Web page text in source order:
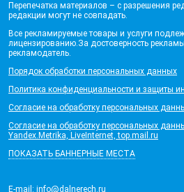
Перепечатка материалов – с разрешения
редакции могут не совпадать.
Все рекламируемые товары и услуги
лицензированию.За достоверность рекламы
рекламодатель.
Порядок обработки персональных данных
Политика конфиденциальности и защиты
Согласие на обработку персональных
Согласие на обработку персональных
Yandex.Metrika, LiveInternet, top.mail.ru
ПОКАЗАТЬ БАННЕРНЫЕ МЕСТА
E-mail: info@dalnerech.ru